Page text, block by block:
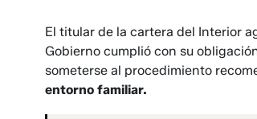
El titular de la cartera del Interior
Gobierno cumplió con su
someterse al procedimiento
entorno familiar.